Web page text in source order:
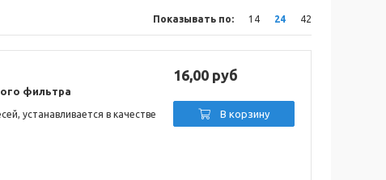
Показывать по: 14 24 42
фильтра
устанавливается в качестве
16,00 руб
В корзину